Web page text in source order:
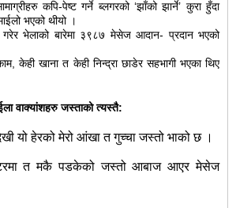
कपि-पेष्ट गर्ने ब्लगरको ‘झाँको झार्ने’ कुरा हुँदा
भएको थीयो ।
भेलाको बारेमा ३९८७ मेसेज आदान- प्रदान भएको
केही खाना त केही निन्द्रा छाडेर सहभागी भएका थिए
वाक्यांशहरु जस्ताको त्यस्तै:
यो हेरको मेरो आंखा त गुच्चा जस्तो भाको छ ।
त मकै पडकेको जस्तो आबाज आएर मेसेज